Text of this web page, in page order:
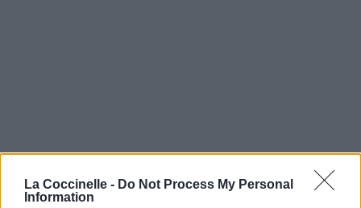
La Coccinelle - Do Not Process My Personal
Information